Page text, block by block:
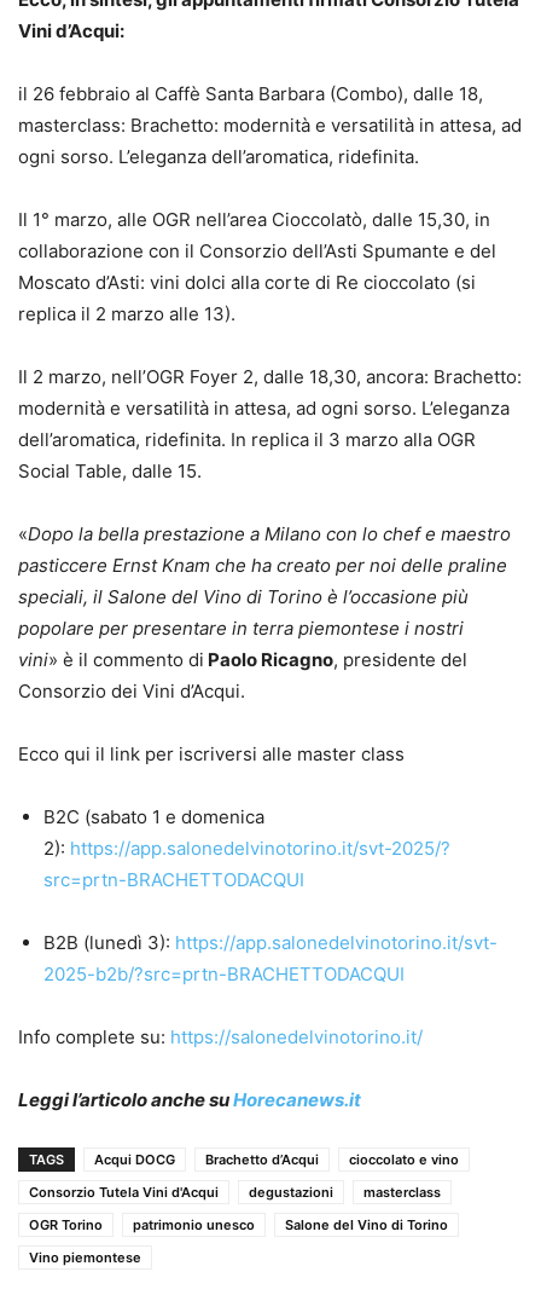
Vini d’Acqui:
il 26 febbraio al Caffè Santa Barbara (Combo), dalle 18,
masterclass: Brachetto: modernità e versatilità in attesa, ad
ogni sorso. L’eleganza dell’aromatica, ridefinita.
Il 1° marzo, alle OGR nell’area Cioccolatò, dalle 15,30, in
collaborazione con il Consorzio dell’Asti Spumante e del
Moscato d’Asti: vini dolci alla corte di Re cioccolato (si
replica il 2 marzo alle 13).
Il 2 marzo, nell’OGR Foyer 2, dalle 18,30, ancora: Brachetto:
modernità e versatilità in attesa, ad ogni sorso. L’eleganza
dell’aromatica, ridefinita. In replica il 3 marzo alla OGR
Social Table, dalle 15.
«Dopo la bella prestazione a Milano con lo chef e maestro
pasticcere Ernst Knam che ha creato per noi delle praline
speciali, il Salone del Vino di Torino è l’occasione più
popolare per presentare in terra piemontese i nostri
vini» è il commento di Paolo Ricagno, presidente del
Consorzio dei Vini d’Acqui.
Ecco qui il link per iscriversi alle master class
B2C (sabato 1 e domenica
2): https://app.salonedelvinotorino.it/svt-2025/?
src=prtn-BRACHETTODACQUI
B2B (lunedì 3): https://app.salonedelvinotorino.it/svt-
2025-b2b/?src=prtn-BRACHETTODACQUI
Info complete su: https://salonedelvinotorino.it/
Leggi l’articolo anche suHorecanews.it
TAGS Acqui DOCG Brachetto d’Acqui
cioccolato e vino
Consorzio Tutela Vini d'Acqui
degustazioni
masterclass
OGR Torino
patrimonio unesco
Salone del Vino di Torino
Vino piemontese